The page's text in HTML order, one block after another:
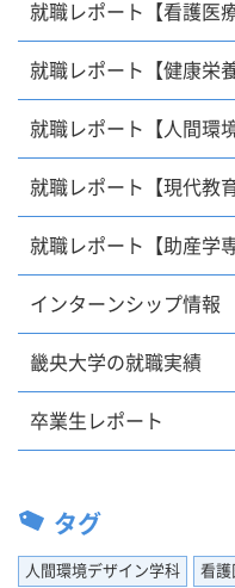
就職レポート【看護医
就職レポート【健康栄
就職レポート【人間環
就職レポート【現代教
就職レポート【助産学
インターンシップ情報
畿央大学の就職実績
卒業生レポート
タグ
人間環境デザイン学科 看護